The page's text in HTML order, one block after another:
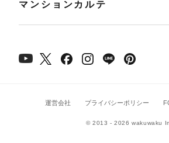
マンションカルテ
© 2013 - 2026 wakuwaku
運営会社 プライバシーポリシー